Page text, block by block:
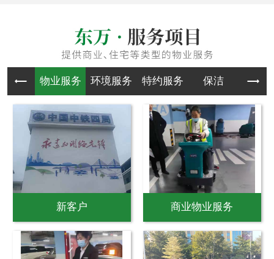
物业服务 环境服务 特约服务 保洁 物业
新客户 商业物业服务